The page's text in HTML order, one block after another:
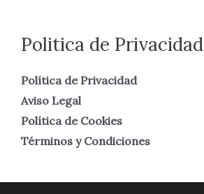
Politica de Privacidad
Política de Privacidad
Aviso Legal
Política de Cookies
Términos y Condiciones